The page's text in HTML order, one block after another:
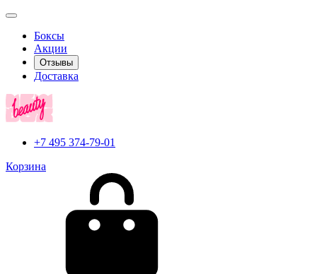
Боксы
Акции
Отзывы
Доставка
+7 495 374-79-01
Корзина